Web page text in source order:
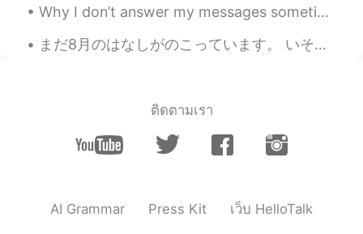
本当に楽しかったですが、日本での冒
険 が早いので、疲れ や痛みを感じ
てい
あちこちが痛く
スケートはすぐに
た。
Why I don’t answer my messages sometimes: I don’t answer them sometimes because I get a lot of t...
まだ8月のはなしがのこっています。 いそいだほうがいいですね。I still have some August stories to tell. I better hurry. Today I...
ติดตามเรา
AI Grammar Press Kit เว็บ HelloTalk